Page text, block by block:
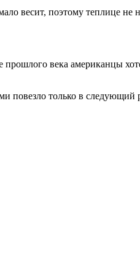
весит, поэтому теплице
века американцы
повезло только в следующий